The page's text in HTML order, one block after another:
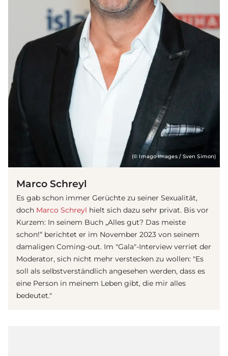
(© Imago Images / Sven Simon)
Marco Schreyl
Es gab schon immer Gerüchte zu seiner Sexualität,
doch Marco Schreyl hielt sich dazu sehr privat. Bis vor
Kurzem: In seinem Buch „Alles gut? Das meiste
schon!“ berichtet er im November 2023 von seinem
damaligen Coming-out. Im "Gala"-Interview verriet der
Moderator, sich nicht mehr verstecken zu wollen: "Es
soll als selbstverständlich angesehen werden, dass es
eine Person in meinem Leben gibt, die mir alles
bedeutet."